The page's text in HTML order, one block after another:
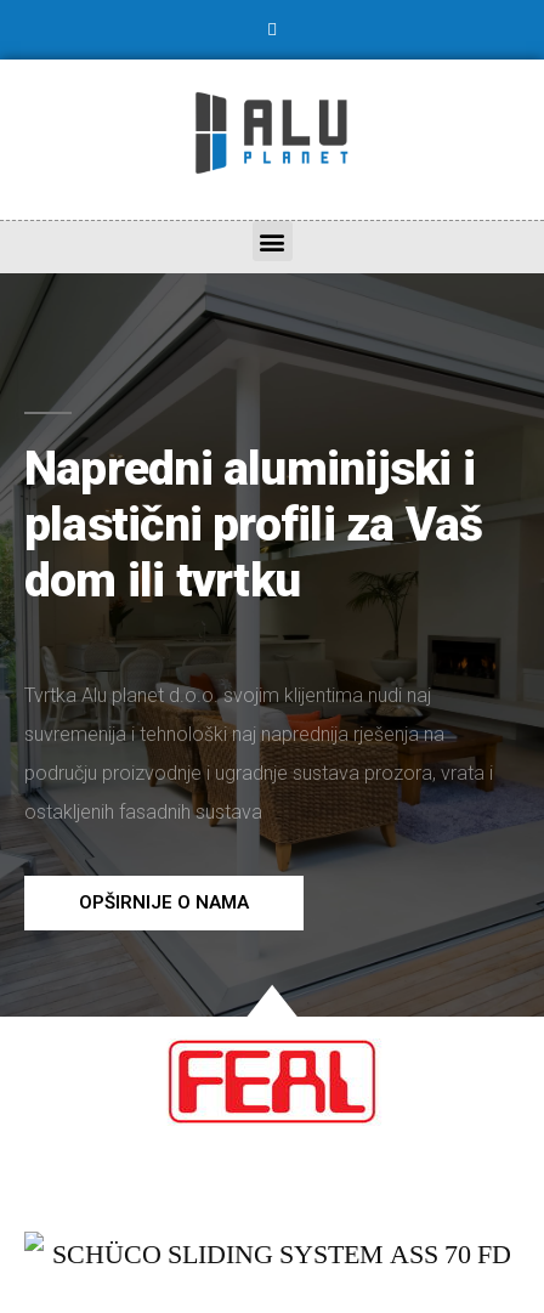
Napredni aluminijski i
plastični profili za Vaš
dom ili tvrtku
Tvrtka Alu planet d.o.o. svojim klijentima nudi naj
suvremenija i tehnološki naj naprednija rješenja na
području proizvodnje i ugradnje sustava prozora, vrata i
ostakljenih fasadnih sustava
OPŠIRNIJE O NAMA